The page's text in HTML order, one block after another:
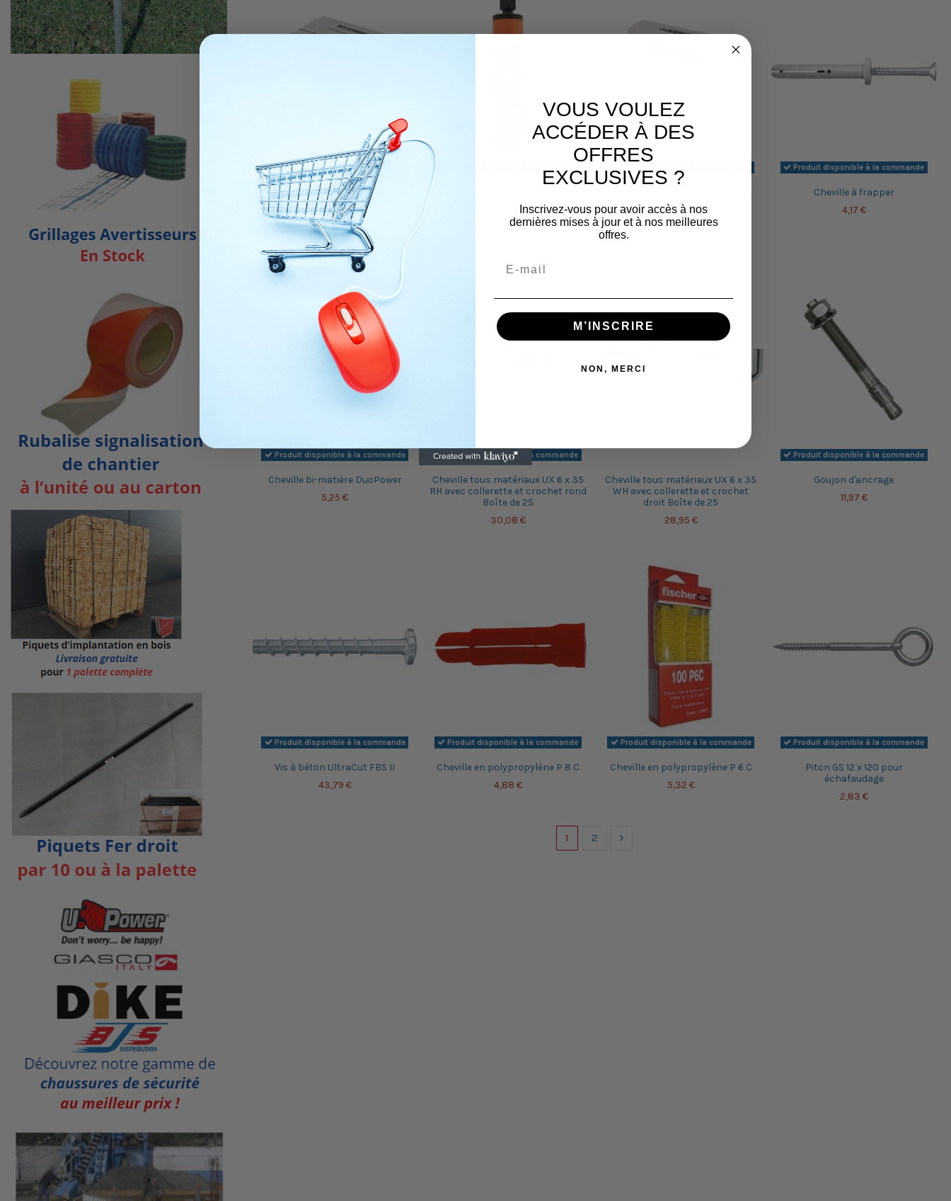
Produit disponible à la commande
Clous annelés pour agrafeuse-
cloueuse 2500 pcs - 672632 -
Fixman
38,10 €
724126 - Fixman
6,00 €
Produit disponible à la commande
Cheville à frapper
4,17 €
Produit disponible à la commande
Cheville bi-matière DuoPower
5,25 €
Produit disponible à la commande
Cheville tous matériaux UX 6 x 35
RH avec collerette et crochet rond
Boîte de 25
30,08 €
Cheville tous matériaux UX 6 x 35
WH avec collerette et crochet
droit Boîte de 25
28,95 €
Produit disponible à la commande
Goujon d'ancrage
11,97 €
Produit disponible à la commande
Vis à béton UltraCut FBS II
43,79 €
Produit disponible à la commande
Cheville en polypropylène P 8 C
4,88 €
Produit disponible à la commande
Cheville en polypropylène P 6 C
5,32 €
Produit disponible à la commande
Piton GS 12 x 120 pour
échafaudage
2,83 €
1 2
VOUS VOULEZ
ACCÉDER À DES
OFFRES
EXCLUSIVES ?
Inscrivez-vous pour avoir accès à nos
dernières mises à jour et à nos meilleures
offres.
M’INSCRIRE
NON, MERCI